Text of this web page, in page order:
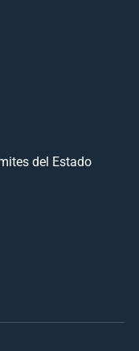
del Estado